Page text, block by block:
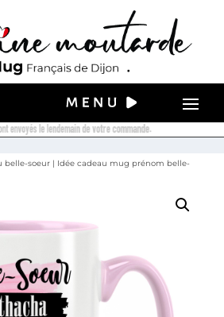
envoyés le lendemain de votre commande.
belle-soeur | Idée cadeau mug prénom belle-